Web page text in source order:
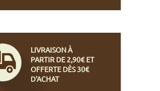
LIVRAISON À
PARTIR DE 2,90€ ET
OFFERTE DÈS 30€
D'ACHAT